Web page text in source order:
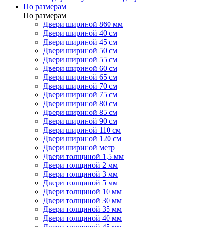
По размерам
По размерам
Двери шириной 860 мм
Двери шириной 40 см
Двери шириной 45 см
Двери шириной 50 см
Двери шириной 55 см
Двери шириной 60 см
Двери шириной 65 см
Двери шириной 70 см
Двери шириной 75 см
Двери шириной 80 см
Двери шириной 85 см
Двери шириной 90 см
Двери шириной 110 см
Двери шириной 120 см
Двери шириной метр
Двери толщиной 1,5 мм
Двери толщиной 2 мм
Двери толщиной 3 мм
Двери толщиной 5 мм
Двери толщиной 10 мм
Двери толщиной 30 мм
Двери толщиной 35 мм
Двери толщиной 40 мм